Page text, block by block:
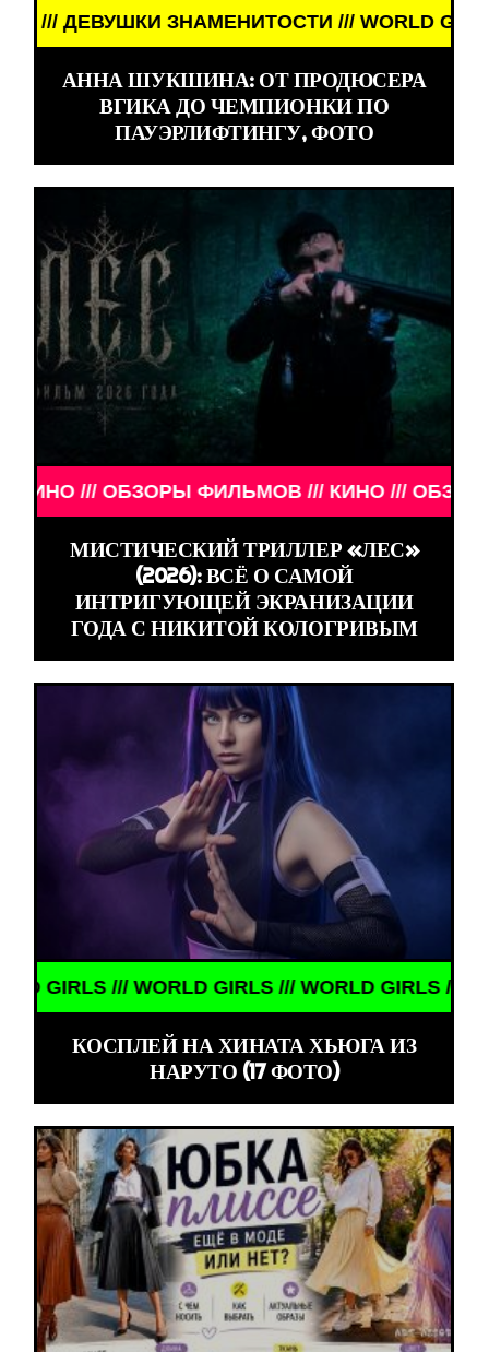
ЗНАМЕНИТОСТИ /// WORLD GIRLS ///
АННА ШУКШИНА: ОТ ПРОДЮСЕРА
ВГИКА ДО ЧЕМПИОНКИ ПО
ПАУЭРЛИФТИНГУ, ФОТО
ОБЗОРЫ ФИЛЬМОВ /// КИНО /// ОБЗОРЫ
МИСТИЧЕСКИЙ ТРИЛЛЕР «ЛЕС»
(2026): ВСЁ О САМОЙ
ИНТРИГУЮЩЕЙ ЭКРАНИЗАЦИИ
ГОДА С НИКИТОЙ КОЛОГРИВЫМ
/// WORLD GIRLS /// WORLD GIRLS ///
КОСПЛЕЙ НА ХИНАТА ХЬЮГА ИЗ
НАРУТО (17 ФОТО)